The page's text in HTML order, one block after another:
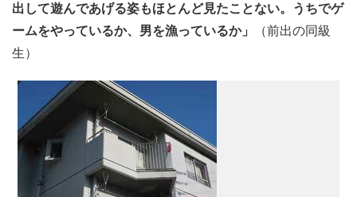
出して遊んであげる姿もほとんど見たことない。うちでゲ
ームをやっているか、男を漁っているか」
（前出の同級
生）